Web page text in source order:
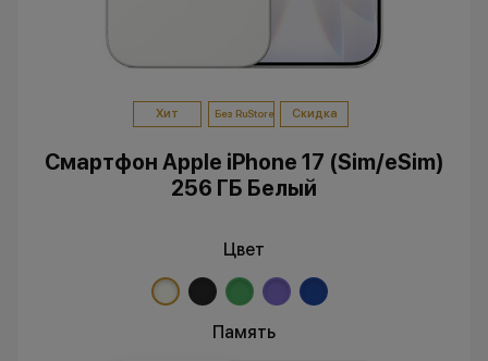
Хит Без RuStore Скидка
Смартфон Apple iPhone 17 (Sim/eSim)
256 ГБ Белый
Цвет
Память